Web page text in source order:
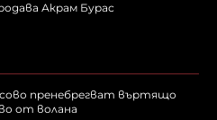
Акрам Бурас
пренебрегват въртящо
от волана